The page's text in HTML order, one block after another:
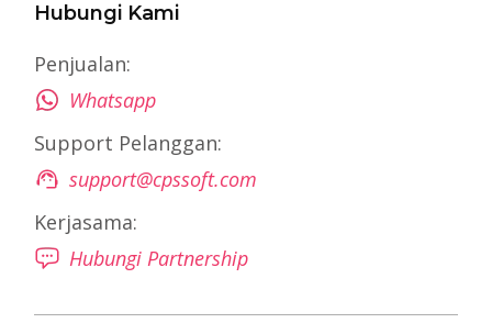
Hubungi Kami
Penjualan:
Whatsapp
Support Pelanggan:
support@cpssoft.com
Kerjasama:
Hubungi Partnership